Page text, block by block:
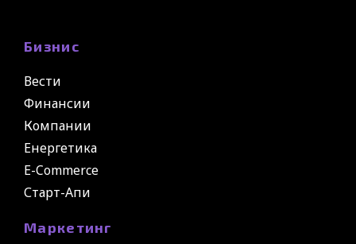
Бизнис
Вести
Финансии
Компании
Енергетика
E-Commerce
Старт-Апи
Маркетинг